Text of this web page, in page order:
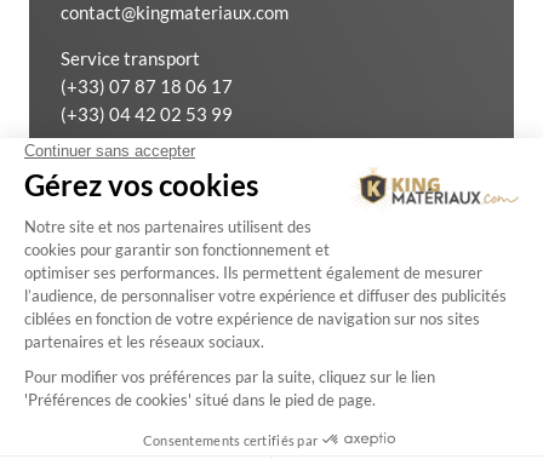
contact@kingmateriaux.com
Service transport
(+33) 07 87 18 06 17
(+33) 04 42 02 53 99
Exercer mon droit de rétractation
© 2026 — King Matériaux. Tous droits réservés
Mentions Légales
Politique de confidentialité
Plan du site
Créé
par